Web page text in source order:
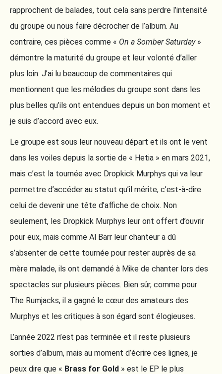
rapprochent de balades, tout cela sans perdre l’intensité
du groupe ou nous faire décrocher de l’album. Au
contraire, ces pièces comme « On a Somber Saturday»
démontre la maturité du groupe et leur volonté d’aller
plus loin. J’ai lu beaucoup de commentaires qui
mentionnent que les mélodies du groupe sont dans les
plus belles qu’ils ont entendues depuis un bon moment et
je suis d’accord avec eux.
Le groupe est sous leur nouveau départ et ils ont le vent
dans les voiles depuis la sortie de « Hetia » en mars 2021,
mais c’est la tournée avec Dropkick Murphys qui va leur
permettre d’accéder au statut qu’il mérite, c’est-à-dire
celui de devenir une tête d’affiche de choix. Non
seulement, les Dropkick Murphys leur ont offert d’ouvrir
pour eux, mais comme Al Barr leur chanteur a dû
s’absenter de cette tournée pour rester auprès de sa
mère malade, ils ont demandé à Mike de chanter lors des
spectacles sur plusieurs pièces. Bien sûr, comme pour
The Rumjacks, il a gagné le cœur des amateurs des
Murphys et les critiques à son égard sont élogieuses.
L’année 2022 n’est pas terminée et il reste plusieurs
sorties d’album, mais au moment d’écrire ces lignes, je
peux dire que « Brass for Gold » est le EP le plus